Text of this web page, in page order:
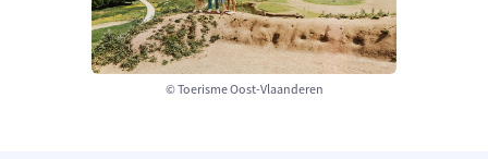
© Toerisme Oost-Vlaanderen